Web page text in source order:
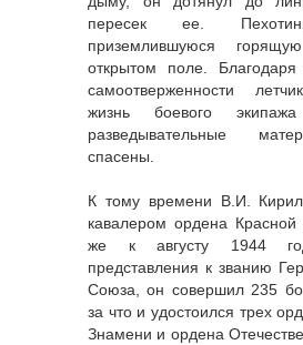
пересек ее.
приземлившуюся
открытом поле. Благодаря
самоотверженности
жизнь боевого
разведывательные
спасены.
К тому времени В.И.
кавалером ордена Красной
же к августу 1944
представления к званию
Союза, он совершил 235
за что и удостоился трех
Знамени и ордена